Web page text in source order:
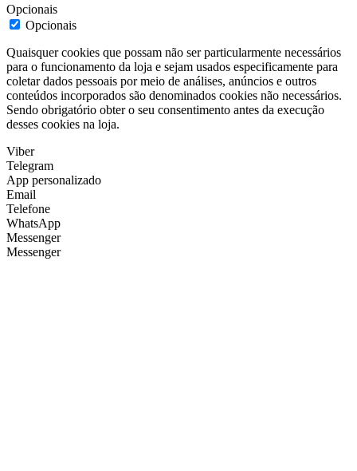
Opcionais
Opcionais
Quaisquer cookies que possam não ser particularmente necessários
para o funcionamento da loja e sejam usados especificamente para
coletar dados pessoais por meio de análises, anúncios e outros
conteúdos incorporados são denominados cookies não necessários.
Sendo obrigatório obter o seu consentimento antes da execução
desses cookies na loja.
Viber
Telegram
App personalizado
Email
Telefone
WhatsApp
Messenger
Messenger